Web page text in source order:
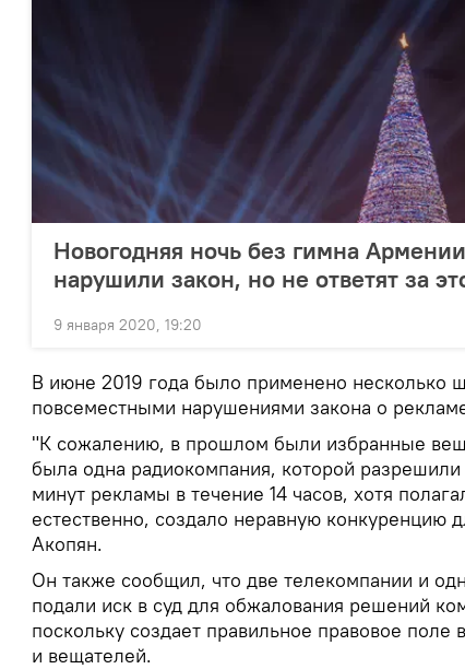
Новогодняя ночь без гимна
нарушили закон, но не ответят за
9 января 2020, 19:20
В июне 2019 года было применено несколько
повсеместными нарушениями закона о
"К сожалению, в прошлом были избранные
была одна радиокомпания, которой разрешили
минут рекламы в течение 14 часов, хотя
естественно, создало неравную конкуренцию
Акопян.
Он также сообщил, что две телекомпании и
подали иск в суд для обжалования решений
поскольку создает правильное правовое поле
и вещателей.